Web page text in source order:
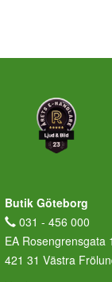
Butik Göteborg
031 - 456 000
EA Rosengrensgata
421 31 Västra